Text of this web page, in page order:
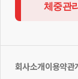
체중관
회사소개이용약관